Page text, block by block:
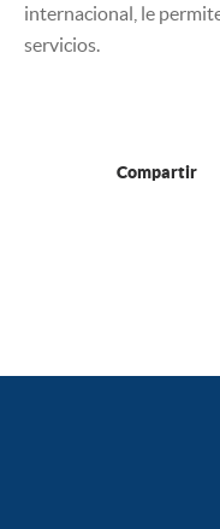
internacional, le
servicios.
Compartir